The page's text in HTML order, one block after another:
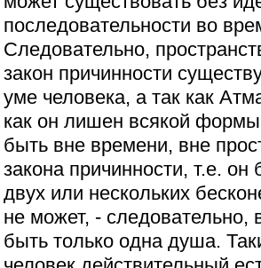
последовательности во
Следовательно,
закон причинности
уме человека, а так как
как он лишен всякой
быть вне времени, вне
закона причинности, т.е. он
двух или нескольких
не может, - следовательно,
быть только одна душа.